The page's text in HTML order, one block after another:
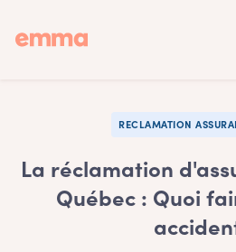
RECLAMATION
La réclamation
Québec : Quoi